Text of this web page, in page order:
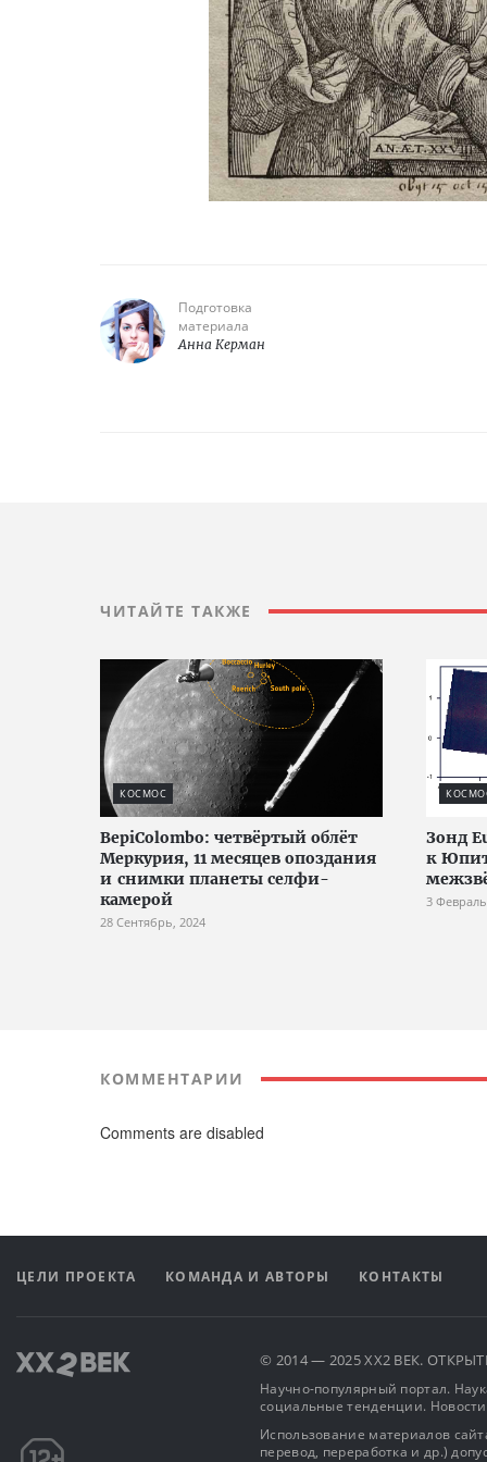
Подготовка
материала
Анна Керман
ЧИТАЙТЕ ТАКЖЕ
КОСМОС
BepiColombo: четвёртый облёт
Меркурия, 11 месяцев опоздания
и снимки планеты селфи-
камерой
28 Сентябрь, 2024
Зонд
к
3
КОММЕНТАРИИ
Comments are disabled
ЦЕЛИ ПРОЕКТА КОМАНДА И АВТОРЫ КОНТАКТЫ
© 2014 — 2025 XX2 ВЕК.
Научно-популярный портал.
социальные тенденции.
Использование материалов
перевод, переработка и др.)